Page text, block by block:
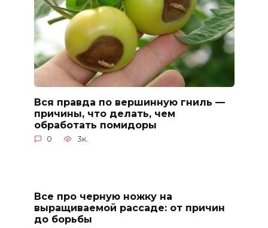
Вся правда по вершинную гниль —
причины, что делать, чем
обработать помидоры
0 3к.
Все про черную ножку на
выращиваемой рассаде: от причин
до борьбы